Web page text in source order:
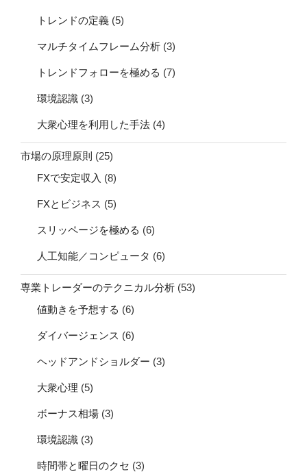
トレンドの定義 (5)
マルチタイムフレーム分析 (3)
トレンドフォローを極める (7)
環境認識 (3)
大衆心理を利用した手法 (4)
市場の原理原則 (25)
FXで安定収入 (8)
FXとビジネス (5)
スリッページを極める (6)
人工知能／コンピュータ (6)
専業トレーダーのテクニカル分析 (53)
値動きを予想する (6)
ダイバージェンス (6)
ヘッドアンドショルダー (3)
大衆心理 (5)
ボーナス相場 (3)
環境認識 (3)
時間帯と曜日のクセ (3)